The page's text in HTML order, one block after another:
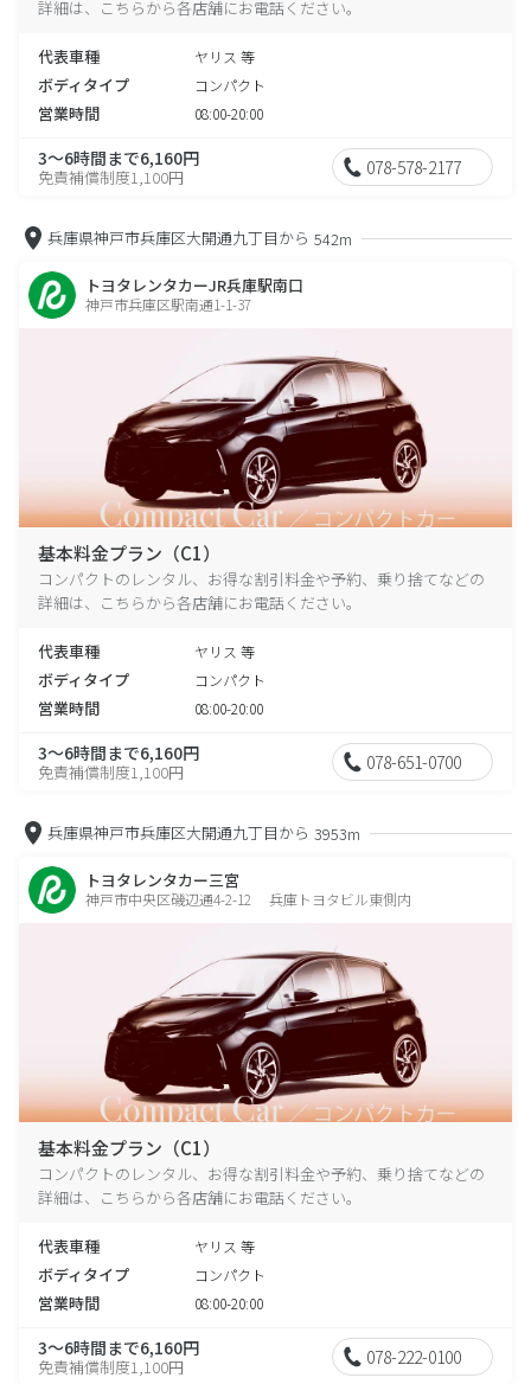
詳細は、こちらから各店舗にお電話ください。
代表車種 ヤリス 等
ボディタイプ コンパクト
営業時間 08:00-20:00
3～6時間まで6,160円
免責補償制度1,100円 078-578-2177
兵庫県神戸市兵庫区大開通九丁目から 542m
トヨタレンタカーJR兵庫駅南口
神戸市兵庫区駅南通1-1-37
基本料金プラン（C1）
コンパクトのレンタル、お得な割引料金や予約、乗り捨てなどの
詳細は、こちらから各店舗にお電話ください。
代表車種 ヤリス 等
ボディタイプ コンパクト
営業時間 08:00-20:00
3～6時間まで6,160円
免責補償制度1,100円 078-651-0700
兵庫県神戸市兵庫区大開通九丁目から 3953m
トヨタレンタカー三宮
神戸市中央区磯辺通4-2-12 兵庫トヨタビル東側内
基本料金プラン（C1）
コンパクトのレンタル、お得な割引料金や予約、乗り捨てなどの
詳細は、こちらから各店舗にお電話ください。
代表車種 ヤリス 等
ボディタイプ コンパクト
営業時間 08:00-20:00
3～6時間まで6,160円
免責補償制度1,100円 078-222-0100